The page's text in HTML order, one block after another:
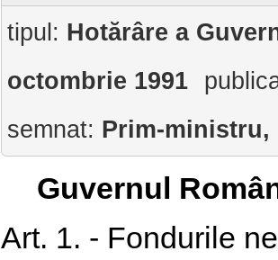
tipul: Hotărâre a
octombrie 1991
semnat: Prim-ministru,
Guvernul
Art. 1. - Fondurile